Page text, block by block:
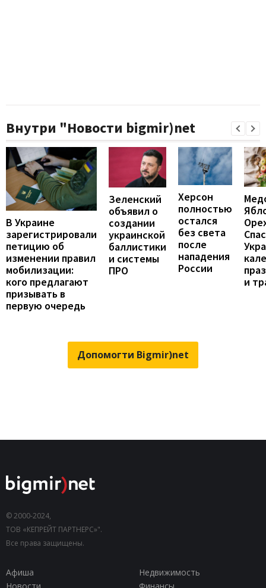
Внутри "Новости bigmir)net
В Украине
зарегистрировали
петицию об
изменении правил
мобилизации:
кого предлагают
призывать в
первую очередь
Зеленский
объявил о
создании
украинской
баллистики
и системы
ПРО
Херсон
полностью
остался
без света
после
нападения
России
и
Допомогти Bigmir)net
© 2000-2024,
ТОВ «КЕПРЕЙТ ПАРТНЕРС»".
Все права защищены.
Афиша
Недвижимость